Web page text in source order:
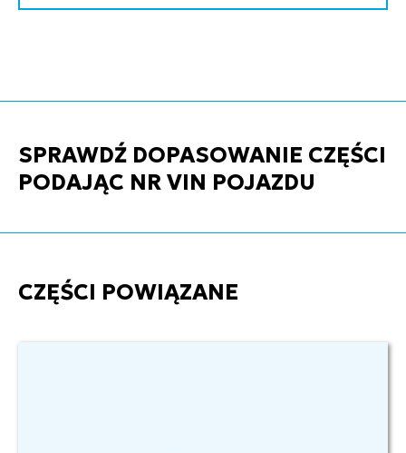
SPRAWDŹ DOPASOWANIE CZĘŚCI
PODAJĄC NR VIN POJAZDU
CZĘŚCI POWIĄZANE